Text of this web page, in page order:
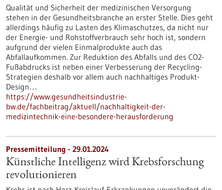
Qualität und Sicherheit der medizinischen Versorgung
stehen in der Gesundheitsbranche an erster Stelle. Dies geht
allerdings häufig zu Lasten des Klimaschutzes, da nicht nur
der Energie- und Rohstoffverbrauch sehr hoch ist, sondern
aufgrund der vielen Einmalprodukte auch das
Abfallaufkommen. Zur Reduktion des Abfalls und des CO2-
Fußabdrucks ist neben einer Verbesserung der Recycling-
Strategien deshalb vor allem auch nachhaltiges Produkt-
Design…
https://www.gesundheitsindustrie-
bw.de/fachbeitrag/aktuell/nachhaltigkeit-der-
medizintechnik-eine-besondere-herausforderung
Pressemitteilung - 29.01.2024
Künstliche Intelligenz wird Krebsforschung
revolutionieren